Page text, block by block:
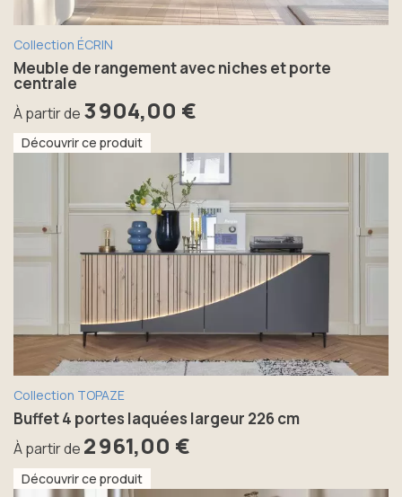
Collection ÉCRIN
Meuble de rangement avec niches et porte
centrale
À partir de 3 904,00 €
Découvrir ce produit
Collection TOPAZE
Buffet 4 portes laquées largeur 226 cm
À partir de 2 961,00 €
Découvrir ce produit